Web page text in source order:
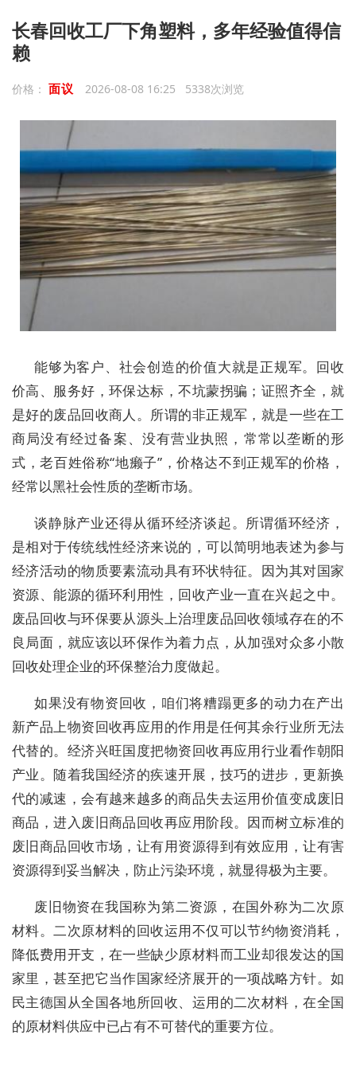
长春回收工厂下角塑料，多年经验值得信
赖
价格： 面议 2026-08-08 16:25 5338次浏览
能够为客户、社会创造的价值大就是正规军。回收
价高、服务好，环保达标，不坑蒙拐骗；证照齐全，就
是好的废品回收商人。所谓的非正规军，就是一些在工
商局没有经过备案、没有营业执照，常常以垄断的形
式，老百姓俗称“地癞子”，价格达不到正规军的价格，
经常以黑社会性质的垄断市场。
谈静脉产业还得从循环经济谈起。所谓循环经济，
是相对于传统线性经济来说的，可以简明地表述为参与
经济活动的物质要素流动具有环状特征。因为其对国家
资源、能源的循环利用性，回收产业一直在兴起之中。
废品回收与环保要从源头上治理废品回收领域存在的不
良局面，就应该以环保作为着力点，从加强对众多小散
回收处理企业的环保整治力度做起。
如果没有物资回收，咱们将糟蹋更多的动力在产出
新产品上物资回收再应用的作用是任何其余行业所无法
代替的。经济兴旺国度把物资回收再应用行业看作朝阳
产业。随着我国经济的疾速开展，技巧的进步，更新换
代的减速，会有越来越多的商品失去运用价值变成废旧
商品，进入废旧商品回收再应用阶段。因而树立标准的
废旧商品回收市场，让有用资源得到有效应用，让有害
资源得到妥当解决，防止污染环境，就显得极为主要。
废旧物资在我国称为第二资源，在国外称为二次原
材料。二次原材料的回收运用不仅可以节约物资消耗，
降低费用开支，在一些缺少原材料而工业却很发达的国
家里，甚至把它当作国家经济展开的一项战略方针。如
民主德国从全国各地所回收、运用的二次材料，在全国
的原材料供应中已占有不可替代的重要方位。